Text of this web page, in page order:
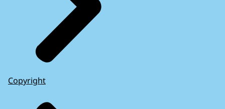
Copyright